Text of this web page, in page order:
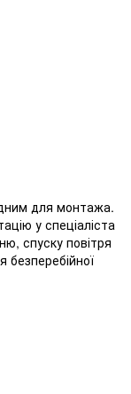
для монтажа.
у спеціаліста
спуску повітря
безперебійної